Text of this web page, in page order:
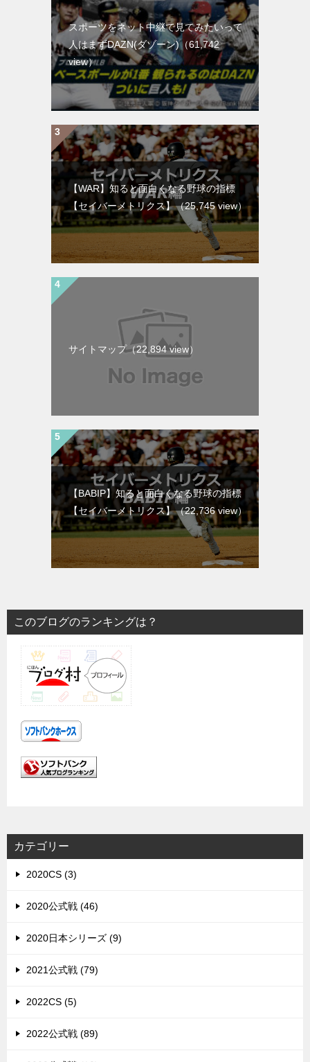
スポーツをネット中継で見てみたいって
人はまずDAZN(ダゾーン)（61,742
view）
【WAR】知ると面白くなる野球の指標
【セイバーメトリクス】（25,745 view）
サイトマップ（22,894 view）
【BABIP】知ると面白くなる野球の指標
【セイバーメトリクス】（22,736 view）
このブログのランキングは？
カテゴリー
2020CS (3)
2020公式戦 (46)
2020日本シリーズ (9)
2021公式戦 (79)
2022CS (5)
2022公式戦 (89)